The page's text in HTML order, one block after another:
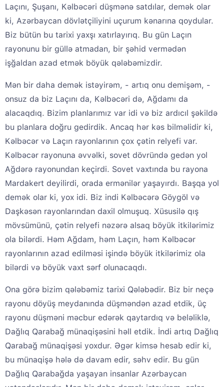
Laçını, Şuşanı, Kəlbəcəri düşmənə satdılar, demək olar
ki, Azərbaycan dövlətçiliyini uçurum kənarına qoydular.
Biz bütün bu tarixi yaxşı xatırlayırıq. Bu gün Laçın
rayonunu bir güllə atmadan, bir şəhid vermədən
işğaldan azad etmək böyük qələbəmizdir.
Mən bir daha demək istəyirəm, - artıq onu demişəm, -
onsuz da biz Laçını da, Kəlbəcəri də, Ağdamı da
alacaqdıq. Bizim planlarımız var idi və biz ardıcıl şəkildə
bu planlara doğru gedirdik. Ancaq hər kəs bilməlidir ki,
Kəlbəcər və Laçın rayonlarının çox çətin relyefi var.
Kəlbəcər rayonuna əvvəlki, sovet dövründə gedən yol
Ağdərə rayonundan keçirdi. Sovet vaxtında bu rayona
Mardakert deyilirdi, orada ermənilər yaşayırdı. Başqa yol
demək olar ki, yox idi. Biz indi Kəlbəcərə Göygöl və
Daşkəsən rayonlarından daxil olmuşuq. Xüsusilə qış
mövsümünü, çətin relyefi nəzərə alsaq böyük itkilərimiz
ola bilərdi. Həm Ağdam, həm Laçın, həm Kəlbəcər
rayonlarının azad edilməsi işində böyük itkilərimiz ola
bilərdi və böyük vaxt sərf olunacaqdı.
Ona görə bizim qələbəmiz tarixi Qələbədir. Biz bir neçə
rayonu döyüş meydanında düşməndən azad etdik, üç
rayonu düşməni məcbur edərək qaytardıq və beləliklə,
Dağlıq Qarabağ münaqişəsini həll etdik. İndi artıq Dağlıq
Qarabağ münaqişəsi yoxdur. Əgər kimsə hesab edir ki,
bu münaqişə hələ də davam edir, səhv edir. Bu gün
Dağlıq Qarabağda yaşayan insanlar Azərbaycan